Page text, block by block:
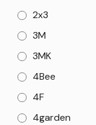
2x3
3M
3MK
4Bee
4F
4garden